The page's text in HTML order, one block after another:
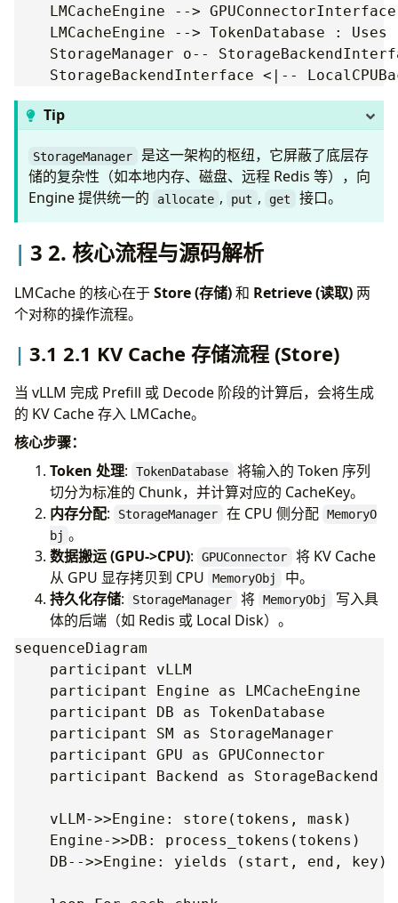
LMCacheEngine -->
    LMCacheEngine --> TokenDatabase : Uses
StorageManager o--
Tip
StorageManager
是这一架构的枢纽，它屏蔽了底层存
储的复杂性（如本地内存、磁盘、远程 Redis 等），向
Engine 提供统一的
allocate , put , get 接口。
3 2. 核心流程与源码解析
LMCache 的核心在于Store (存储)和 Retrieve (读取) 两
个对称的操作流程。
3.1 2.1 KV Cache 存储流程 (Store)
当 vLLM 完成 Prefill 或 Decode 阶段的计算后，会将生成
的 KV Cache 存入 LMCache。
核心步骤：
Token 处理: TokenDatabase
将输入的 Token 序列
切分为标准的 Chunk，并计算对应的 CacheKey。
内存分配: StorageManager 在 CPU 侧分配 MemoryO
bj 。
数据搬运 (GPU->CPU): GPUConnector
将 KV Cache
从 GPU 显存拷贝到 CPU
MemoryObj
中。
持久化存储: StorageManager 将 MemoryObj
写入具
体的后端（如 Redis 或 Local Disk）。
sequenceDiagram
    participant vLLM
    participant Engine as LMCacheEngine
    participant DB as TokenDatabase
    participant SM as StorageManager
    participant GPU as GPUConnector
    participant Backend as StorageBackend
    vLLM->>Engine: store(tokens, mask)
    Engine->>DB: process_tokens(tokens)
    DB-->>Engine: yields (start, end, key)